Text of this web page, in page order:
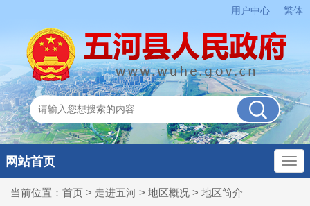
用户中心 繁体
网站首页
当前位置： 首页 > 走进五河 > 地区概况 > 地区简介